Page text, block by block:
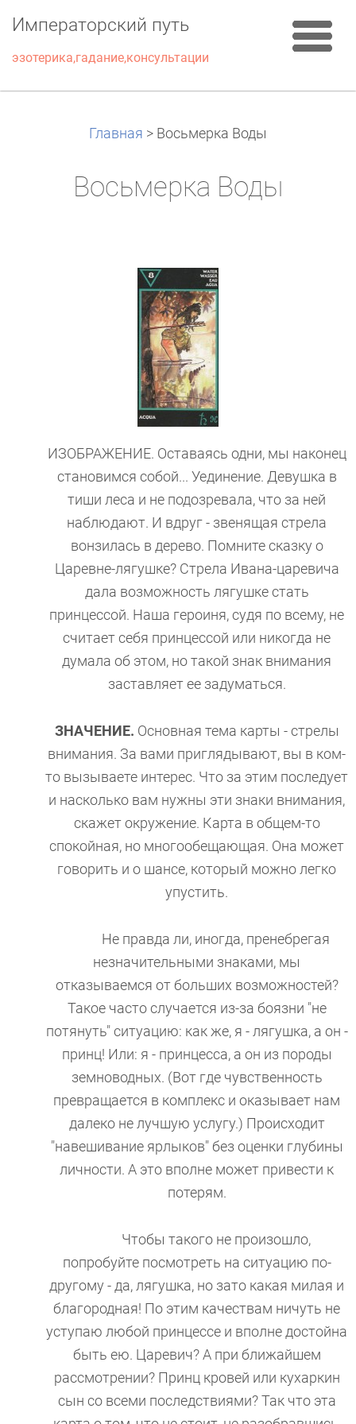
Императорский путь
эзотерика,гадание,консультации
Главная > Восьмерка Воды
Восьмерка Воды
ИЗОБРАЖЕНИЕ. Оставаясь одни, мы наконец
становимся собой... Уединение. Девушка в
тиши леса и не подозревала, что за ней
наблюдают. И вдруг - звенящая стрела
вонзилась в дерево. Помните сказку о
Царевне-лягушке? Стрела Ивана-царевича
дала возможность лягушке стать
принцессой. Наша героиня, судя по всему, не
считает себя принцессой или никогда не
думала об этом, но такой знак внимания
заставляет ее задуматься.
ЗНАЧЕНИЕ. Основная тема карты - стрелы
внимания. За вами приглядывают, вы в ком-
то вызываете интерес. Что за этим последует
и насколько вам нужны эти знаки внимания,
скажет окружение. Карта в общем-то
спокойная, но многообещающая. Она может
говорить и о шансе, который можно легко
упустить.
Не правда ли, иногда, пренебрегая
незначительными знаками, мы
отказываемся от больших возможностей?
Такое часто случается из-за боязни "не
потянуть" ситуацию: как же, я - лягушка, а он -
принц! Или: я - принцесса, а он из породы
земноводных. (Вот где чувственность
превращается в комплекс и оказывает нам
далеко не лучшую услугу.) Происходит
"навешивание ярлыков" без оценки глубины
личности. А это вполне может привести к
потерям.
Чтобы такого не произошло,
попробуйте посмотреть на ситуацию по-
другому - да, лягушка, но зато какая милая и
благородная! По этим качествам ничуть не
уступаю любой принцессе и вполне достойна
быть ею. Царевич? А при ближайшем
рассмотрении? Принц кровей или кухаркин
сын со всеми последствиями? Так что эта